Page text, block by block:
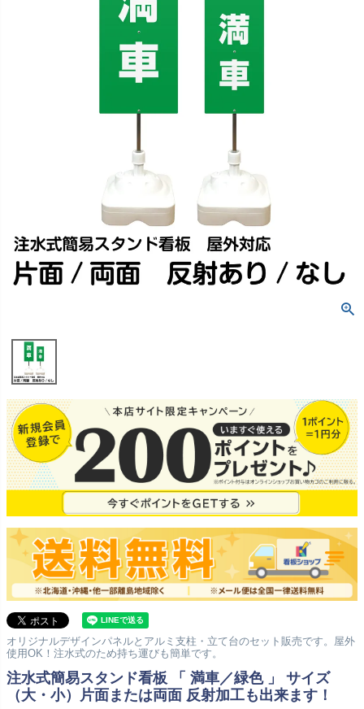
オリジナルデザインパネルとアルミ支柱・立て台のセット販売です。屋外
使用OK！注水式のため持ち運びも簡単です。
注水式簡易スタンド看板 「 満車／緑色 」 サイズ
（大・小）片面または両面 反射加工も出来ます！